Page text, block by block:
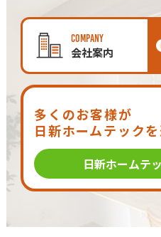
COMPANY
会社案内
多くのお客様が
日新ホームテック
日新ホームテ